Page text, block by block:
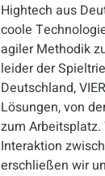
Hightech aus
coole
agiler Methodik
leider der
Deutschland,
Lösungen, von
zum
Interaktion
erschließen wir